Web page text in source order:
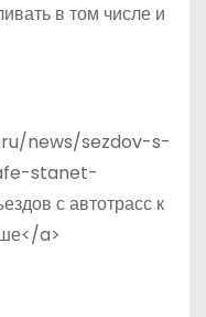
в том числе и
news/sezdov-s-
stanet-
с автотрасс к
a>